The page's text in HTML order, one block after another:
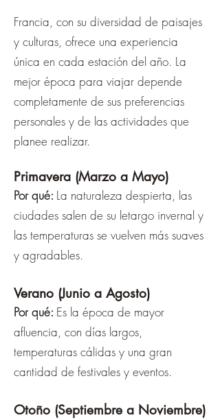
Francia, con su diversidad de paisajes
y culturas, ofrece una experiencia
única en cada estación del año. La
mejor época para viajar depende
completamente de sus preferencias
personales y de las actividades que
planee realizar.
Primavera (Marzo a Mayo)
Por qué: La naturaleza despierta, las
ciudades salen de su letargo invernal y
las temperaturas se vuelven más suaves
y agradables.
Verano (Junio a Agosto)
Por qué: Es la época de mayor
afluencia, con días largos,
temperaturas cálidas y una gran
cantidad de festivales y eventos.
Otoño (Septiembre a Noviembre)